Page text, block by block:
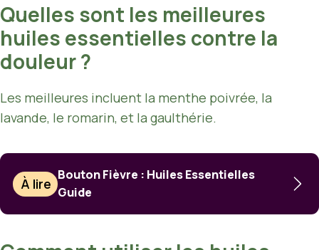
Quelles sont les meilleures
huiles essentielles contre la
douleur ?
Les meilleures incluent la menthe poivrée, la
lavande, le romarin, et la gaulthérie.
À lire
Bouton Fièvre : Huiles Essentielles
Guide